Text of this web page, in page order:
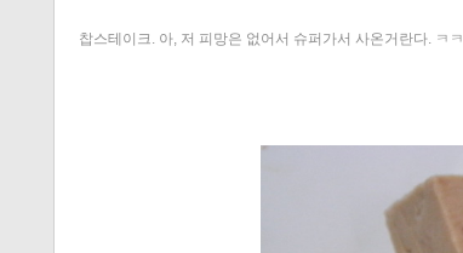
찹스테이크. 아, 저 피망은 없어서 슈퍼가서 사온거란다. ㅋㅋ